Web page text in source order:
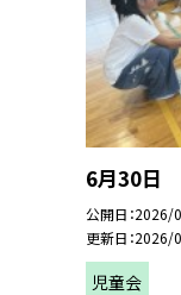
6月30日
公開日 2026/
更新日 2026/
児童会